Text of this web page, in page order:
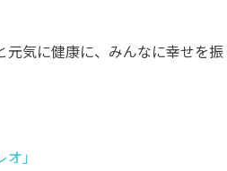
気に健康に、みんなに幸せを
」